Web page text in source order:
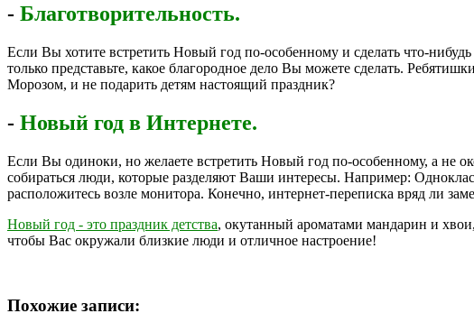
- Благотворительность.
Если Вы хотите встретить Новый год по-особенному и сделать что-
только представьте, какое благородное дело Вы можете сделать.
Морозом, и не подарить детям настоящий праздник?
- Новый год в Интернете.
Если Вы одиноки, но желаете встретить Новый год по-особенному, а не
собираться люди, которые разделяют Ваши интересы. Например:
расположитесь возле монитора. Конечно, интернет-переписка вряд ли
Новый год - это праздник детства, окутанный ароматами мандарин и
чтобы Вас окружали близкие люди и отличное настроение!
Похожие записи: